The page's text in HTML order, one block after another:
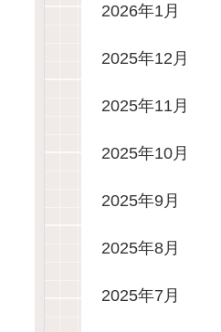
2026年1月
2025年12月
2025年11月
2025年10月
2025年9月
2025年8月
2025年7月